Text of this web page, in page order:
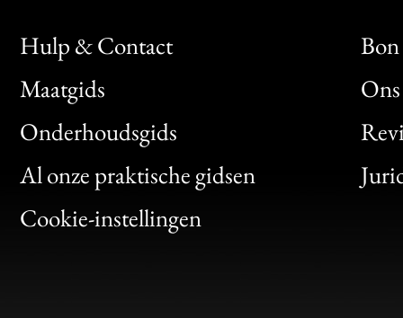
Hulp & Contact
Maatgids
Onderhoudsgids
Al onze praktische gidsen
Cookie-instellingen
Bon
Clic